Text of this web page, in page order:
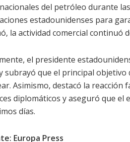
del petróleo durante
estadounidenses para
la actividad comercial continuó
el presidente
subrayó que el principal
Asimismo, destacó la
diplomáticos y aseguró que
días.
Europa Press